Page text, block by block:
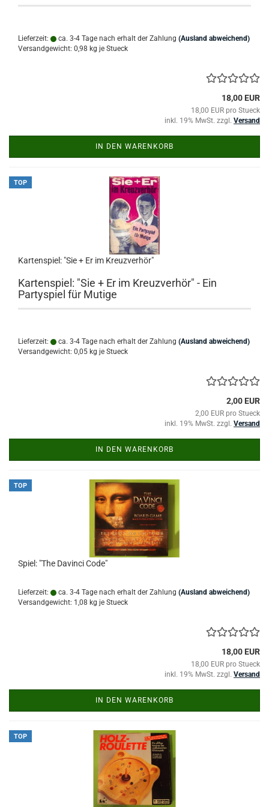
Lieferzeit: ca. 3-4 Tage nach erhalt der Zahlung (Ausland abweichend)
Versandgewicht: 0,98 kg je Stueck
18,00 EUR
18,00 EUR pro Stueck
inkl. 19% MwSt. zzgl. Versand
IN DEN WARENKORB
TOP
Kartenspiel: "Sie + Er im Kreuzverhör"
Kartenspiel: "Sie + Er im Kreuzverhör" - Ein
Partyspiel für Mutige
Lieferzeit: ca. 3-4 Tage nach erhalt der Zahlung (Ausland abweichend)
Versandgewicht: 0,05 kg je Stueck
2,00 EUR
2,00 EUR pro Stueck
inkl. 19% MwSt. zzgl. Versand
IN DEN WARENKORB
TOP
Spiel: "The Davinci Code"
Lieferzeit: ca. 3-4 Tage nach erhalt der Zahlung (Ausland abweichend)
Versandgewicht: 1,08 kg je Stueck
18,00 EUR
18,00 EUR pro Stueck
inkl. 19% MwSt. zzgl. Versand
IN DEN WARENKORB
TOP